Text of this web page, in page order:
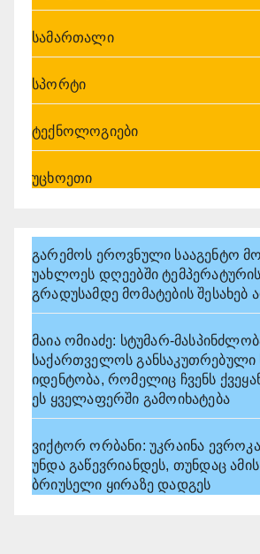
სამართალი
სპორტი
ტექნოლოგიები
უცხოეთი
გარემოს ეროვნული სააგენტო
უახლოეს დღეებში
გრადუსამდე მომატების
მაია ომიაძე: სტუმარ-
საქართველოს განსაკუთრებული
იდენტობა, რომელიც ჩვენს
ეს ყველაფერში გამოიხატება
ვიქტორ ორბანი: უკრაინა
უნდა გაწევრიანდეს, თუნდაც
ბრიუსელი ყირაზე დადგეს